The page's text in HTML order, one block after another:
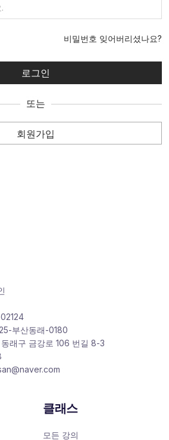
비밀번호 잊어버리셨나요?
또는
회원가입
부산동래-0180
래구 금강로 106 번길 8-3
클래스
모든 강의